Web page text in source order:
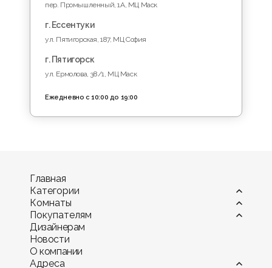
пер. Промышленный, 1A, МЦ Маск
г. Ессентуки
ул. Пятигорская, 187, МЦ София
г. Пятигорск
ул. Ермолова, 38/1, МЦ Маск
Ежедневно с 10:00 до 19:00
Главная
Категории
Витрины
Диваны
Камины
Комоды и тумбы
Кресла
Комнаты
Гостиная
Детская комната
Кухня
Офис и кабинет
Покупателям
Оплата
Мебель в рассрочку и кредит
Гарантия
Дизайнерам
Новости
О компании
Адреса